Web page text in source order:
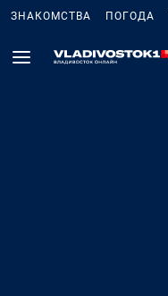
ЗНАКОМСТВА ПОГОДА